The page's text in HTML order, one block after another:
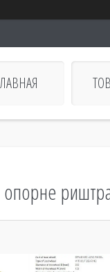
опорне